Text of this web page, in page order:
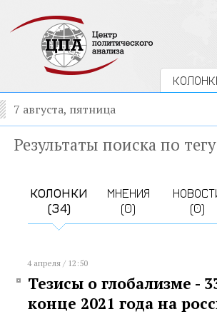
7 августа, пятница
Результаты поиска по
КОЛОНКИ
(34)
МНЕНИЯ
(0)
(0)
4 апреля / 12:50
Тезисы о глобализме -
конце 2021 года на